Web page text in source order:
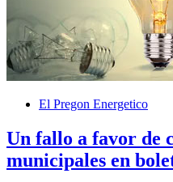
El Pregon Energetico
Un fallo a favor de
municipales en